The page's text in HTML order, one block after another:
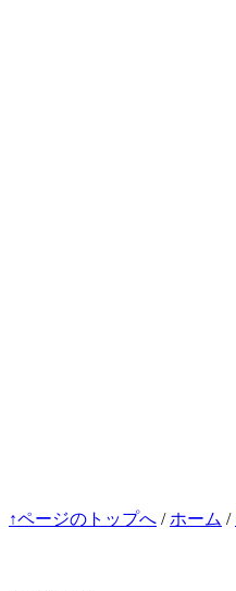
↑ページのトップへ / ホーム /